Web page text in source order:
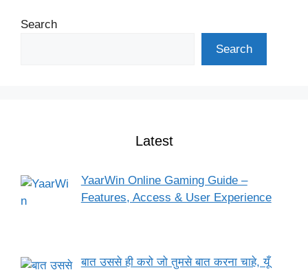
Search
Search
Latest
YaarWin Online Gaming Guide –
Features, Access & User Experience
बात उससे ही करो जो तुमसे बात करना चाहे, यूँ